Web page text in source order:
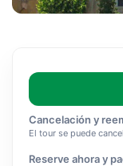
Cancelación y
El tour se puede
Reserve ahora y